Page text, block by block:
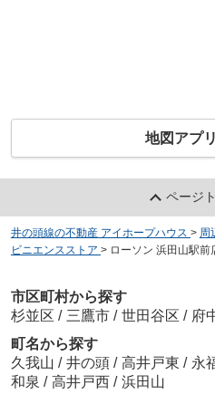
地図アプ
ページ
井の頭線の不動産 アイホープハウス > 周
ビニエンスストア > ローソン 浜田山駅前
市区町村から探す
杉並区 / 三鷹市 / 世田谷区 / 府
町名から探す
久我山 / 井の頭 / 高井戸東 / 永
和泉 / 高井戸西 / 浜田山